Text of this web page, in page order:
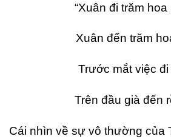
“Xuân đi trăm hoa
Xuân đến trăm
Trước mắt việc đi
Trên đầu già đến
Cái nhìn về sự vô thường của